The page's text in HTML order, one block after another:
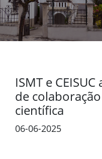
ISMT e
de
científica
06-06-2025